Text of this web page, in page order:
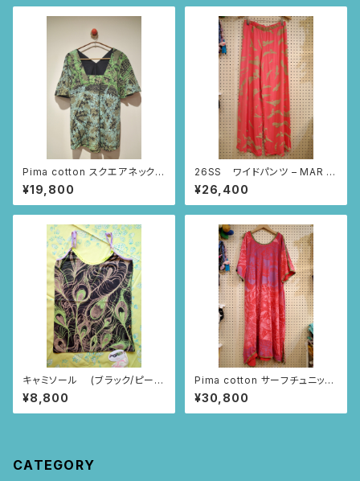
Pima cotton スクエアネックブ
ラウス (ブラック/レースとツタ
柄)
¥19,800
26SS ワイドパンツ – MAR B
UDDHA (ピンク/コンドル柄)
¥26,400
キャミソール (ブラック/ピーコ
ック柄)
¥8,800
Pima cotton サーフチュニック
(レッド・つづきニャンドゥティ柄)
¥30,800
CATEGORY